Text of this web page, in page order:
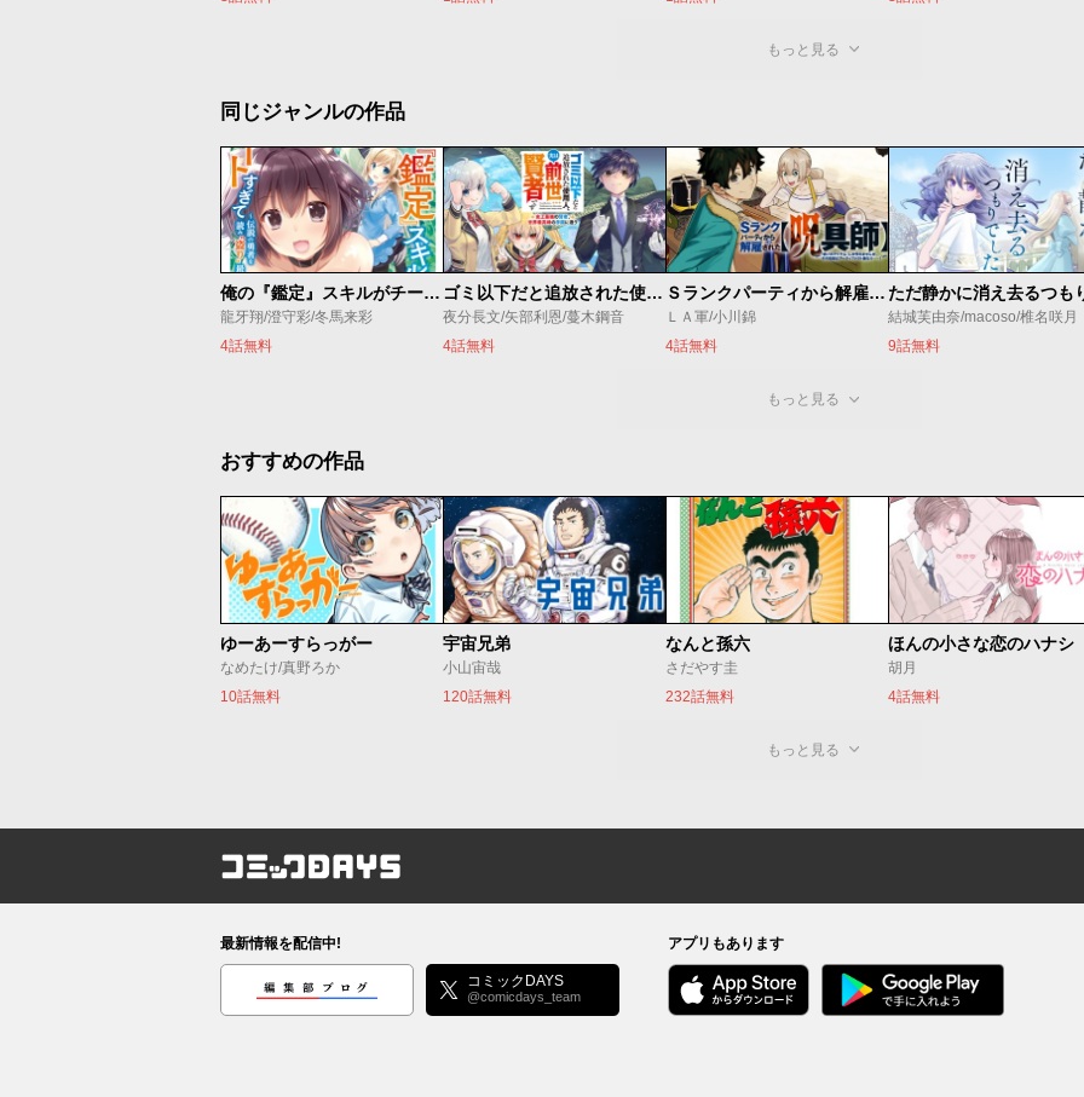
もっと見る
同じジャンルの作品
俺の『鑑定』スキルがチートすぎて
龍牙翔/澄守彩/冬馬来彩
4話無料
ゴミ以下だと追放された使用人、実は前世賢者です ～史上最強の賢者、世界最高峰の学園に通う～
夜分長文/矢部利恩/蔓木鋼音
4話無料
Ｓランクパーティから解雇された【呪具師】～『呪いのアイテム』しか作れませんが、その性能はアーティファクト級なり……！～
ＬＡ軍/小川錦
4話無料
結城芙由奈/macoso/椎名咲月
9話無料
もっと見る
おすすめの作品
ゆーあーすらっがー
なめたけ/真野ろか
10話無料
宇宙兄弟
小山宙哉
120話無料
なんと孫六
さだやす圭
232話無料
ほんの小さな恋のハナシ
胡月
4話無料
もっと見る
コミックDAYS
最新情報を配信中!
編集部ブログ コミックDAYS
@comicdays_team
アプリもあります